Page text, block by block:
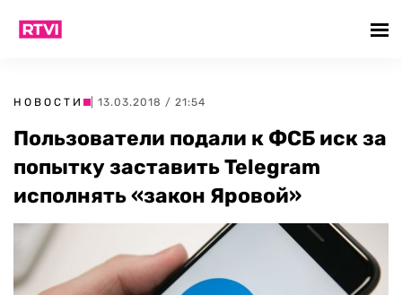
НОВОСТИ | 13.03.2018 / 21:54
Пользователи подали к ФСБ иск за
попытку заставить Telegram
исполнять «закон Яровой»